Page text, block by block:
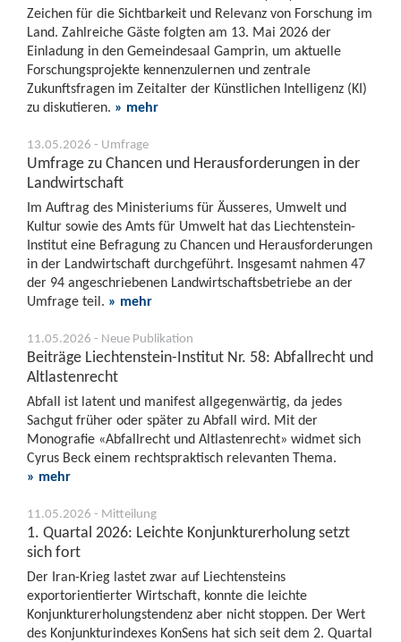
Zeichen für die Sichtbarkeit und Relevanz von Forschung im
Land. Zahlreiche Gäste folgten am 13. Mai 2026 der
Einladung in den Gemeindesaal Gamprin, um aktuelle
Forschungsprojekte kennenzulernen und zentrale
Zukunftsfragen im Zeitalter der Künstlichen Intelligenz (KI)
zu diskutieren. » mehr
13.05.2026 - Umfrage
Umfrage zu Chancen und Herausforderungen in der
Landwirtschaft
Im Auftrag des Ministeriums für Äusseres, Umwelt und
Kultur sowie des Amts für Umwelt hat das Liechtenstein-
Institut eine Befragung zu Chancen und Herausforderungen
in der Landwirtschaft durchgeführt. Insgesamt nahmen 47
der 94 angeschriebenen Landwirtschaftsbetriebe an der
Umfrage teil. » mehr
11.05.2026 - Neue Publikation
Beiträge Liechtenstein-Institut Nr. 58: Abfallrecht und
Altlastenrecht
Abfall ist latent und manifest allgegenwärtig, da jedes
Sachgut früher oder später zu Abfall wird. Mit der
Monografie «Abfallrecht und Altlastenrecht» widmet sich
Cyrus Beck einem rechtspraktisch relevanten Thema.
» mehr
11.05.2026 - Mitteilung
1. Quartal 2026: Leichte Konjunkturerholung setzt
sich fort
Der Iran-Krieg lastet zwar auf Liechtensteins
exportorientierter Wirtschaft, konnte die leichte
Konjunkturerholungstendenz aber nicht stoppen. Der Wert
des Konjunkturindexes KonSens hat sich seit dem 2. Quartal